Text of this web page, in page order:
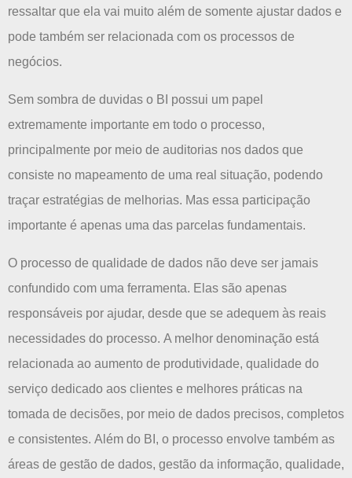
ressaltar que ela vai muito além de somente ajustar dados e
pode também ser relacionada com os processos de
negócios.
Sem sombra de duvidas o BI possui um papel
extremamente importante em todo o processo,
principalmente por meio de auditorias nos dados que
consiste no mapeamento de uma real situação, podendo
traçar estratégias de melhorias. Mas essa participação
importante é apenas uma das parcelas fundamentais.
O processo de qualidade de dados não deve ser jamais
confundido com uma ferramenta. Elas são apenas
responsáveis por ajudar, desde que se adequem às reais
necessidades do processo. A melhor denominação está
relacionada ao aumento de produtividade, qualidade do
serviço dedicado aos clientes e melhores práticas na
tomada de decisões, por meio de dados precisos, completos
e consistentes. Além do BI, o processo envolve também as
áreas de gestão de dados, gestão da informação, qualidade,